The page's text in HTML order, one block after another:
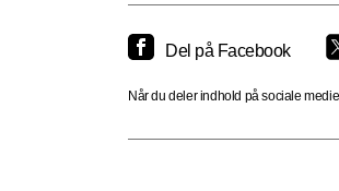
Del på Facebook
Når du deler indhold på sociale